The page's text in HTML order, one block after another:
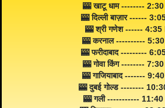
🎰 खाटू धाम --------
🎰 दिल्ली बाज़ार ------
🎰 श्री गणेश ------ 4:35
🎰 करनाल ----------
🎰 फरीदाबाद ---------
🎰 गोवा किंग --------
🎰 गाजियाबाद -------
🎰 दुबई गोल्ड --------
🎰 गली ----------- 11:40